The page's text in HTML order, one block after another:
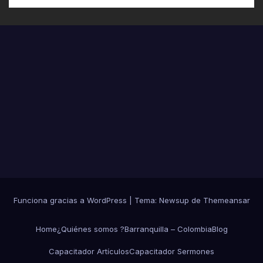
Funciona gracias a WordPress Tema: Newsup de Themeansar
Home¿Quiénes somos ?Barranquilla – ColombiaBlog
Capacitador ArtículosCapacitador Sermones